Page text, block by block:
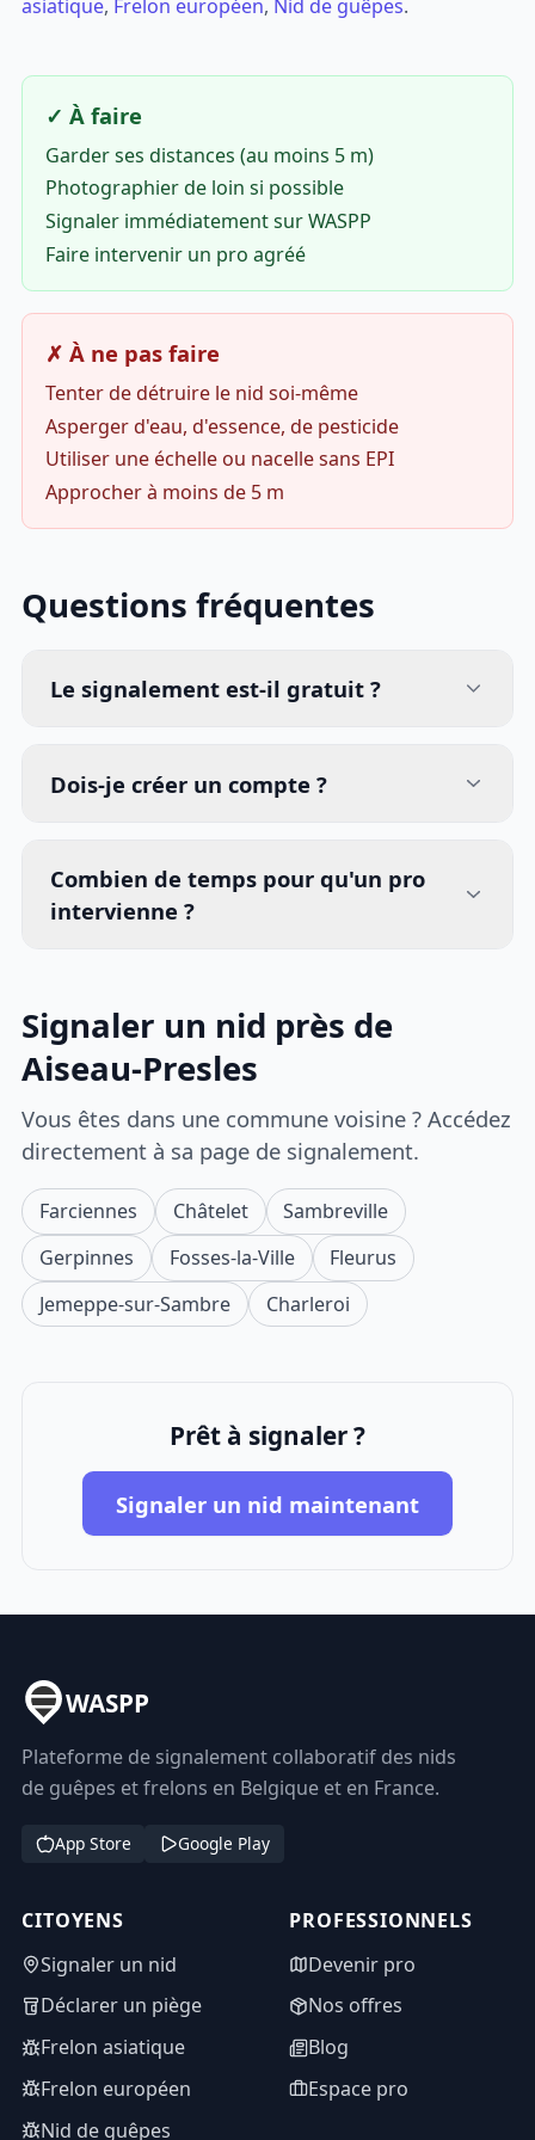
asiatique, Frelon européen, Nid de guêpes.
✓ À faire
Garder ses distances (au moins 5 m)
Photographier de loin si possible
Signaler immédiatement sur WASPP
Faire intervenir un pro agréé
✗ À ne pas faire
Tenter de détruire le nid soi-même
Asperger d'eau, d'essence, de pesticide
Utiliser une échelle ou nacelle sans EPI
Approcher à moins de 5 m
Questions fréquentes
Le signalement est-il gratuit ?
Dois-je créer un compte ?
Combien de temps pour qu'un pro
intervienne ?
Signaler un nid près de
Aiseau-Presles
Vous êtes dans une commune voisine ? Accédez
directement à sa page de signalement.
Farciennes Châtelet
Sambreville
Gerpinnes
Fosses-la-Ville
Fleurus
Jemeppe-sur-Sambre
Charleroi
Prêt à signaler ?
Signaler un nid maintenant
WASPP
Plateforme de signalement collaboratif des nids
de guêpes et frelons en Belgique et en France.
App Store Google Play
CITOYENS
Signaler un nid
Déclarer un piège
Frelon asiatique
Frelon européen
Nid de guêpes
PROFESSIONNELS
Devenir pro
Nos offres
Blog
Espace pro